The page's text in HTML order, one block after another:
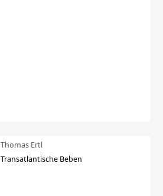
Thomas Ertl
Transatlantische Beben